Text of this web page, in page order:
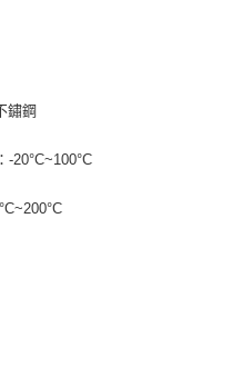
鏽鋼
-20°C~100°C